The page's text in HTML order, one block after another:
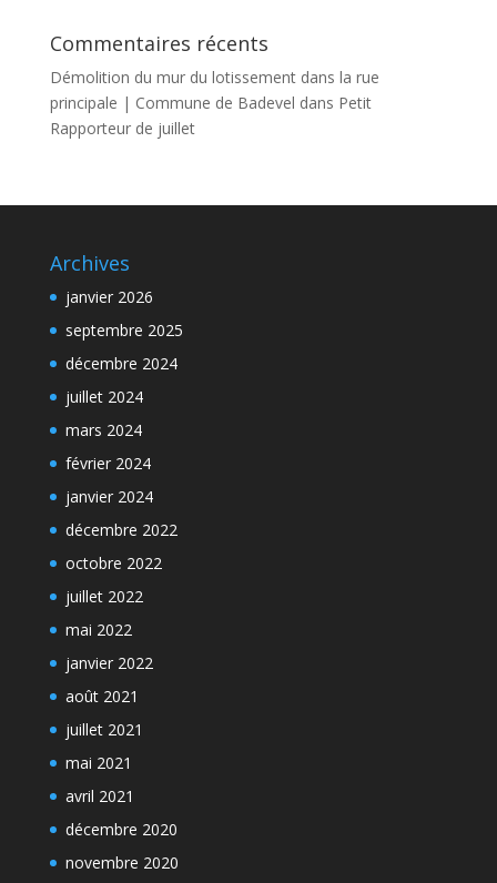
Commentaires récents
Démolition du mur du lotissement dans la rue
principale | Commune de Badevel dans Petit
Rapporteur de juillet
Archives
janvier 2026
septembre 2025
décembre 2024
juillet 2024
mars 2024
février 2024
janvier 2024
décembre 2022
octobre 2022
juillet 2022
mai 2022
janvier 2022
août 2021
juillet 2021
mai 2021
avril 2021
décembre 2020
novembre 2020